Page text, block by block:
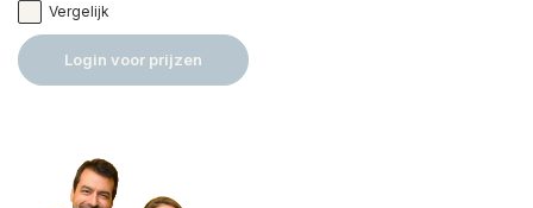
Vergelijk
Login voor prijzen